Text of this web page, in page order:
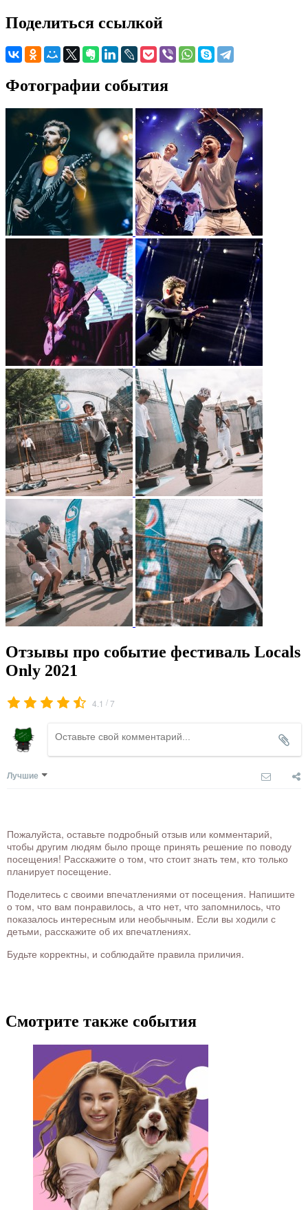
Поделиться ссылкой
Фотографии события
Отзывы про событие фестиваль Locals
Only 2021
4.1 /7
Лучшие
Пожалуйста, оставьте подробный отзыв или комментарий,
чтобы другим людям было проще принять решение по поводу
посещения! Расскажите о том, что стоит знать тем, кто только
планирует посещение.
Поделитесь с своими впечатлениями от посещения. Напишите
о том, что вам понравилось, а что нет, что запомнилось, что
показалось интересным или необычным. Если вы ходили с
детьми, расскажите об их впечатлениях.
Будьте корректны, и соблюдайте правила приличия.
Смотрите также события